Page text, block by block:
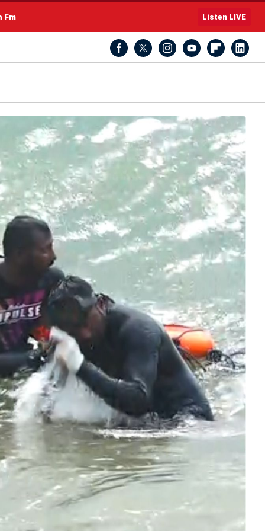
Fm Listen LIVE